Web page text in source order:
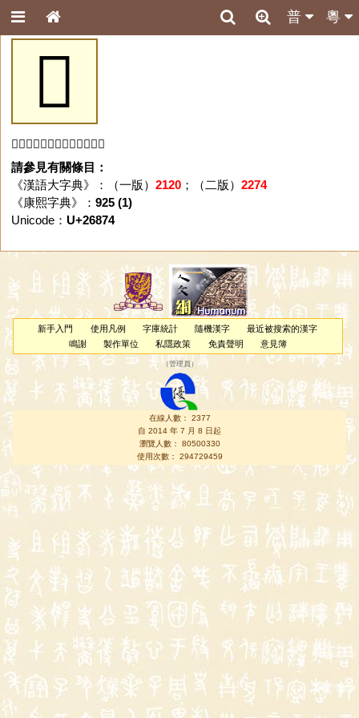
粵
普
𦡴
「𦡴」字未收錄於本資料庫。
請參見有關條目：
《漢語大字典》：（一版） 2120；（二版） 2274
《康熙字典》： 925 (1)
Unicode： U+26874
新手入門 使用凡例 字庫統計 隨機漢字
最近被搜索的漢字
鳴謝
製作單位 私隱政策 免責聲明 意見簿
（管理員 ）
在線人數： 2377
自 2014 年 7 月 8 日起
瀏覽人數： 80500330
使用次數： 294729459